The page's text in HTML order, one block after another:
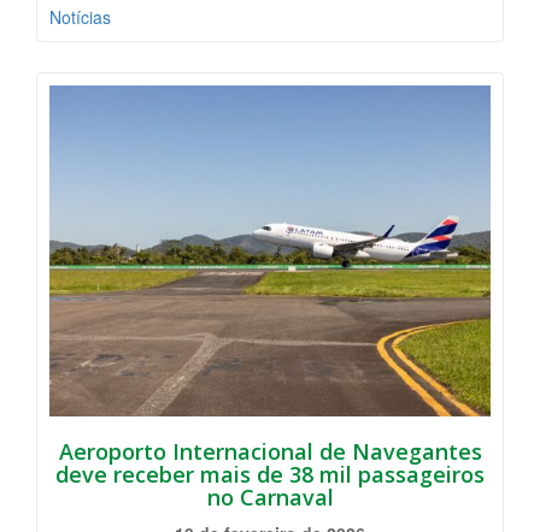
Notícias
Aeroporto Internacional de Navegantes
deve receber mais de 38 mil passageiros
no Carnaval